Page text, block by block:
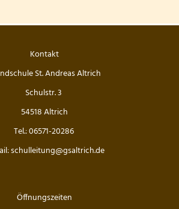
Wettbewerb 2026
Kreismeisterschaft der Mädchen
der Bärenklasse
der Grundschule St. Andreas Altrich
Kontakt
St. Andreas Altrich
Schulstr. 3
54518 Altrich
Tel.: 06571-20286
schulleitung@gsaltrich.de
Öffnungszeiten